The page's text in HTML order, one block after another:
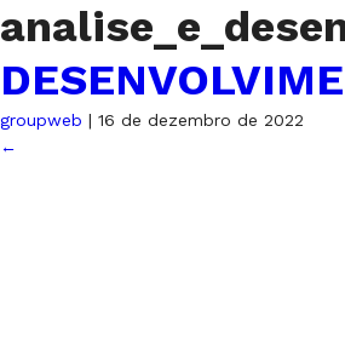
groupweb | 16 de dezembro de 2022
←